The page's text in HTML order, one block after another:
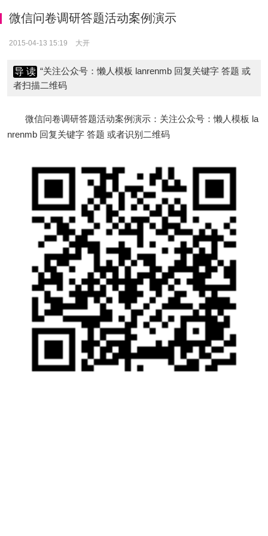
微信问卷调研答题活动案例演示
2015-04-13 15:19 大开
“关注公众号：懒人模板 lanrenmb 回复关键字 答题 或
者扫描二维码
微信问卷调研答题活动案例演示：关注公众号：懒人模板 la
nrenmb 回复关键字 答题 或者识别二维码